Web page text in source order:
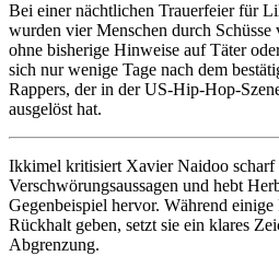
Bei einer nächtlichen Trauerfeier für
wurden vier Menschen durch
ohne bisherige Hinweise auf Täter
sich nur wenige Tage nach dem
Rappers, der in der US‑Hip-
ausgelöst hat.
Ikkimel kritisiert Xavier Naidoo scharf
Verschwörungsaussagen und hebt
Gegenbeispiel hervor. Während
Rückhalt geben, setzt sie ein klares
Abgrenzung.